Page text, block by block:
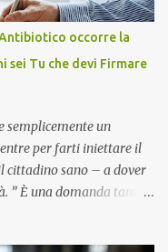
occorre la
sei Tu che devi Firmare
semplicemente un
per farti iniettare il
cittadino sano – a dover
È una domanda tanto